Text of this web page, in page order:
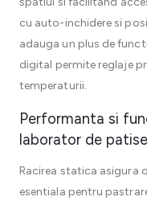
cu auto-inchidere si
adauga un plus de
digital permite reglaje
temperaturii.
Performanta si
laborator de
Racirea statica asigura
esentiala pentru